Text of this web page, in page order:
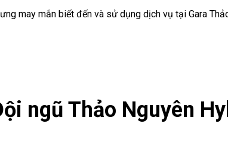
may mắn biết đến và sử dụng dịch vụ tại Gara
ngũ Thảo Nguyên